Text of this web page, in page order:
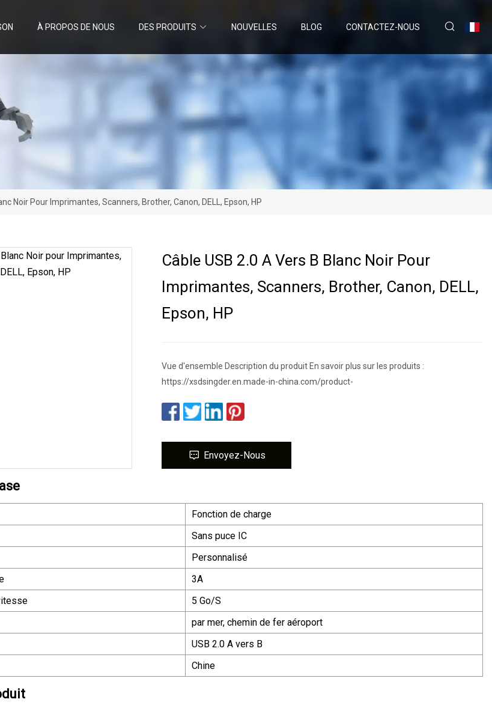
À PROPOS DE NOUS DES PRODUITS NOUVELLES BLOG CONTACTEZ-NOUS
Noir Pour Imprimantes, Scanners, Brother, Canon, DELL, Epson, HP
Câble USB 2.0 A Vers B Blanc Noir Pour
Imprimantes, Scanners, Brother, Canon, DELL,
Epson, HP
Vue d'ensemble Description du produit En savoir plus sur les produits :
https://xsdsingder.en.made-in-china.com/product-
Envoyez-Nous
Fonction de charge
Sans puce IC
Personnalisé
3A
5 Go/S
par mer, chemin de fer aéroport
USB 2.0 A vers B
Chine